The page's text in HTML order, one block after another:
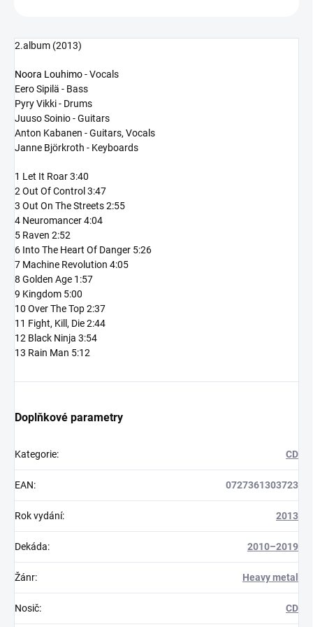
2.album (2013)
Noora Louhimo- Vocals
Eero Sipilä - Bass
Pyry Vikki - Drums
Juuso Soinio - Guitars
Anton Kabanen - Guitars, Vocals
Janne Björkroth - Keyboards
1 Let It Roar 3:40
2 Out Of Control 3:47
3 Out On The Streets 2:55
4 Neuromancer 4:04
5 Raven 2:52
6 Into The Heart Of Danger 5:26
7 Machine Revolution 4:05
8 Golden Age 1:57
9 Kingdom 5:00
10 Over The Top 2:37
11 Fight, Kill, Die 2:44
12 Black Ninja 3:54
13 Rain Man 5:12
Doplňkové parametry
Kategorie: CD
EAN: 0727361303723
Rok vydání: 2013
Dekáda: 2010–2019
Žánr: Heavy metal
Nosič: CD